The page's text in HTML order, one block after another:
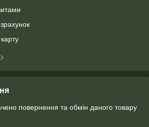
повернення та обмін даного товару